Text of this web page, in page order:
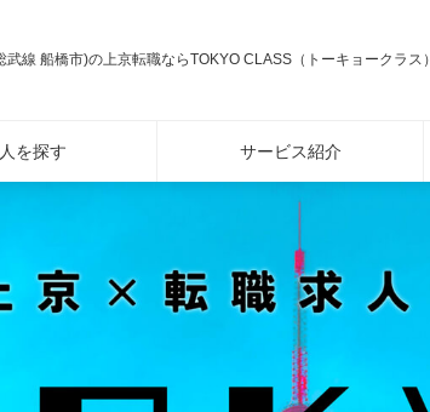
線 船橋市)の上京転職ならTOKYO CLASS（トーキョークラス）
を探す サービス紹介